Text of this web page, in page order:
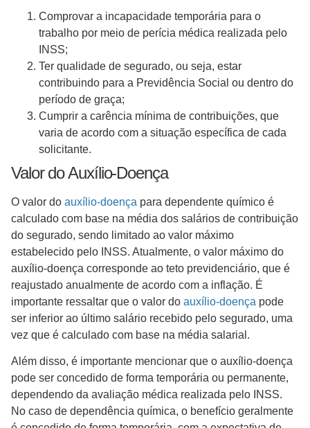
Comprovar a incapacidade temporária para o
trabalho por meio de perícia médica realizada pelo
INSS;
Ter qualidade de segurado, ou seja, estar
contribuindo para a Previdência Social ou dentro do
período de graça;
Cumprir a carência mínima de contribuições, que
varia de acordo com a situação específica de cada
solicitante.
Valor do Auxílio-Doença
O valor do auxílio-doença para dependente químico é
calculado com base na média dos salários de contribuição
do segurado, sendo limitado ao valor máximo
estabelecido pelo INSS. Atualmente, o valor máximo do
auxílio-doença corresponde ao teto previdenciário, que é
reajustado anualmente de acordo com a inflação. É
importante ressaltar que o valor do auxílio-doença pode
ser inferior ao último salário recebido pelo segurado, uma
vez que é calculado com base na média salarial.
Além disso, é importante mencionar que o auxílio-doença
pode ser concedido de forma temporária ou permanente,
dependendo da avaliação médica realizada pelo INSS.
No caso de dependência química, o benefício geralmente